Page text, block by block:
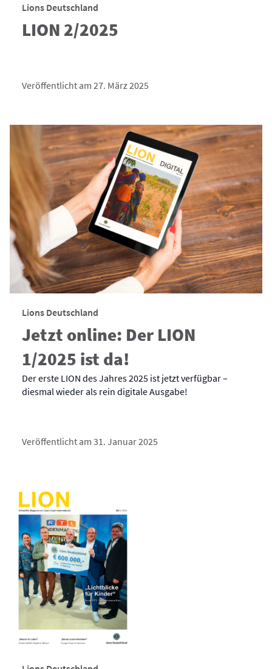
Lions Deutschland
LION 2/2025
Veröffentlicht am 27. März 2025
Lions Deutschland
Jetzt online: Der LION
1/2025 ist da!
Der erste LION des Jahres 2025 ist jetzt verfügbar –
diesmal wieder als rein digitale Ausgabe!
Veröffentlicht am 31. Januar 2025